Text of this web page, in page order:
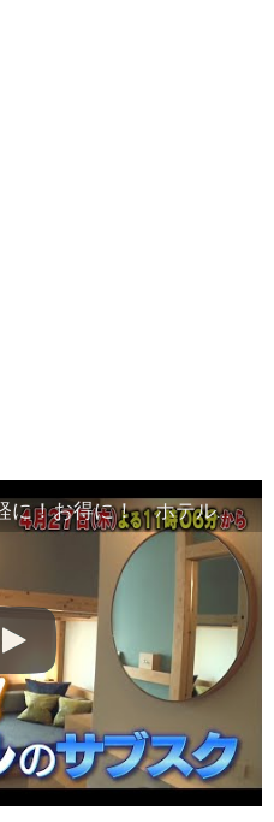
カンブリア宮殿【旅を手軽に！お得に！ ホテルのサブスク「ハフ」の全貌】予告